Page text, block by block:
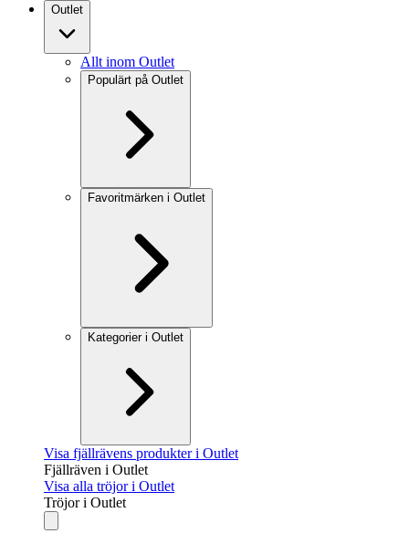
Outlet
Allt inom Outlet
Populärt på Outlet
Favoritmärken i Outlet
Kategorier i Outlet
Visa fjällrävens produkter i Outlet
Fjällräven i Outlet
Visa alla tröjor i Outlet
Tröjor i Outlet